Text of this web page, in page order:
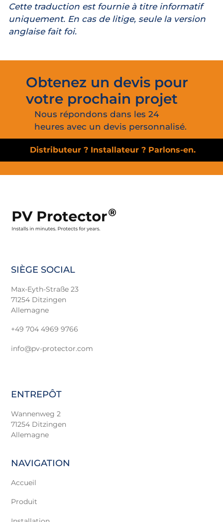
Cette traduction est fournie à titre informatif
uniquement. En cas de litige, seule la version
anglaise fait foi.
Obtenez un devis pour
votre prochain projet
Nous répondons dans les 24
heures avec un devis personnalisé.
Distributeur ? Installateur ? Parlons-en.
SIÈGE SOCIAL
Max-Eyth-Straße 23
71254 Ditzingen
Allemagne
+49 704 4969 9766
info@pv-protector.com
ENTREPÔT
Wannenweg 2
71254 Ditzingen
Allemagne
NAVIGATION
Accueil
Produit